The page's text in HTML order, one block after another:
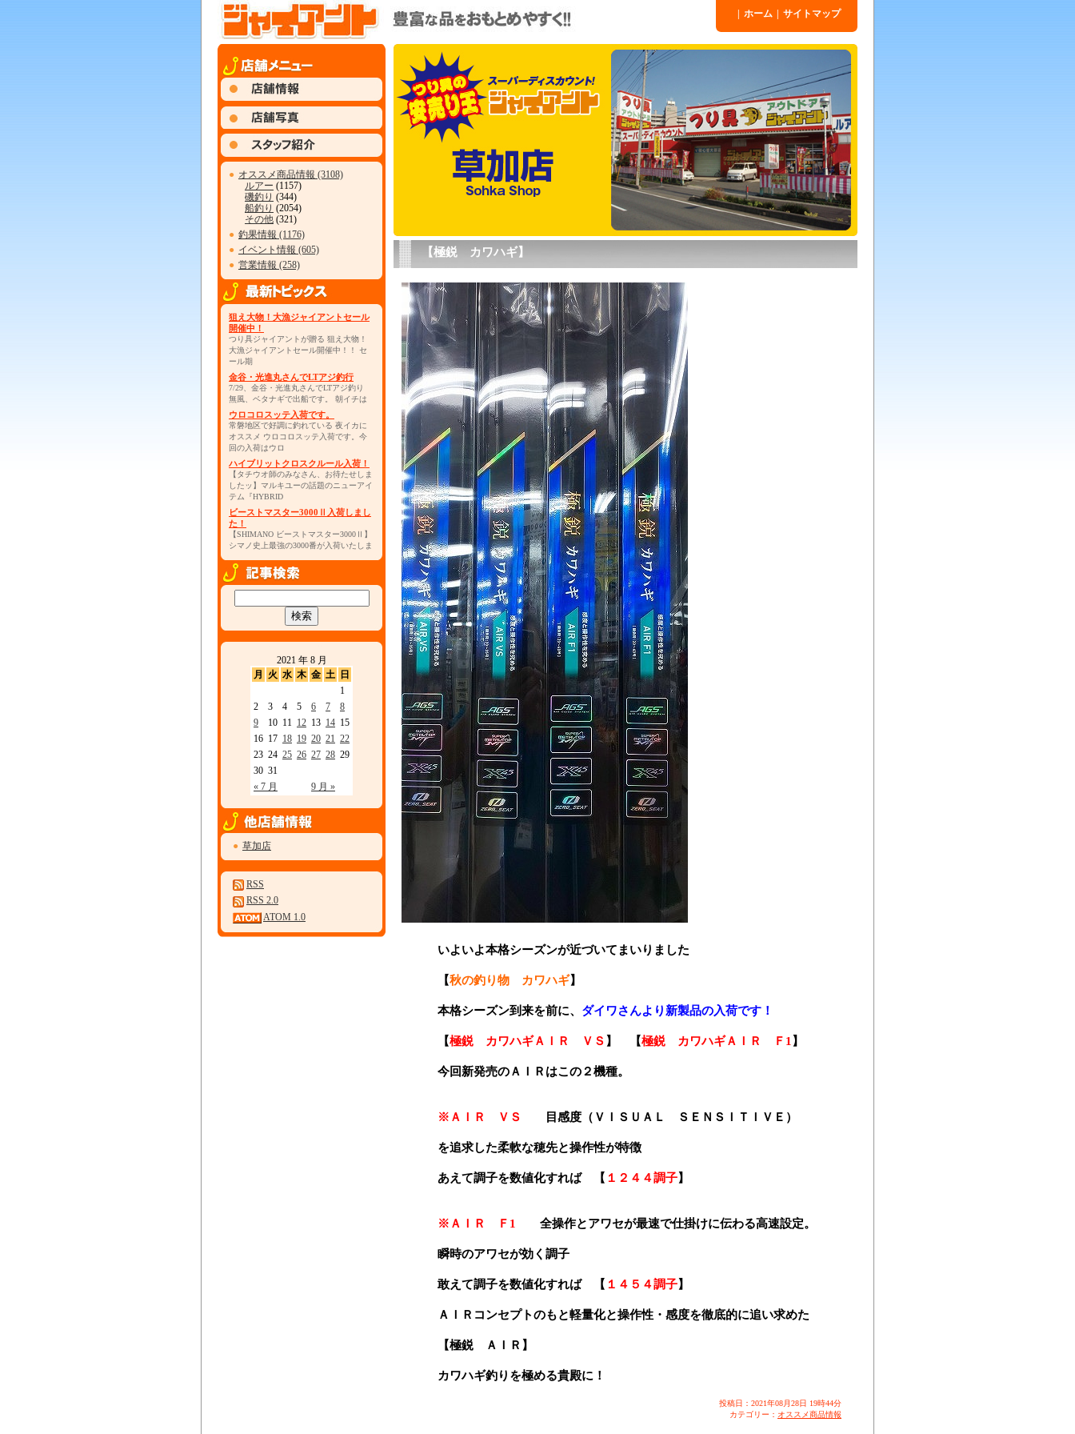
ホーム サイトマップ
● オススメ商品情報 (3108)
ルアー (1157)
磯釣り (344)
船釣り (2054)
その他 (321)
● 釣果情報 (1176)
● イベント情報 (605)
● 営業情報 (258)
狙え大物！大漁ジャイアントセール
開催中！
つり具ジャイアントが贈る 狙え大物！
大漁ジャイアントセール開催中！！ セ
ール期
金谷・光進丸さんでLTアジ釣行
7/29、金谷・光進丸さんでLTアジ釣り
無風、ベタナギで出船です。 朝イチは
ウロコロスッテ入荷です。
常磐地区で好調に釣れている 夜イカに
オススメ ウロコロスッテ入荷です。今
回の入荷はウロ
ハイブリットクロスクルール入荷！
【タチウオ師のみなさん、お待たせしま
したッ】マルキユーの話題のニューアイ
テム『HYBRID
ビーストマスター3000Ⅱ入荷しまし
た！
【SHIMANO ビーストマスター3000Ⅱ】
シマノ史上最強の3000番が入荷いたしま
2021 年 8 月
月
火 水 木 金 土 日
« 7 月 9 月 »
1
2
3 4 5 6 7
8
9
10 11 12 13 14 15
16 17 18 19 20 21 22
23 24 25 26 27 28 29
30 31
● 草加店
RSS
RSS 2.0
ATOM 1.0
【極鋭 カワハギ】
いよいよ本格シーズンが近づいてまいりました
【秋の釣り物 カワハギ】
本格シーズン到来を前に、 ダイワさんより新製品の入荷です！
【極鋭 カワハギＡＩＲ ＶＳ 】 【極鋭 カワハギＡＩＲ Ｆ1 】
今回新発売のＡＩＲはこの２機種。
※ＡＩＲ ＶＳ 目感度（ＶＩＳＵＡＬ ＳＥＮＳＩＴＩＶＥ）
を追求した柔軟な穂先と操作性が特徴
あえて調子を数値化すれば 【 １２４４調子】
※ＡＩＲ Ｆ1 全操作とアワセが最速で仕掛けに伝わる高速設定。
瞬時のアワセが効く調子
敢えて調子を数値化すれば 【 １４５４調子】
ＡＩＲコンセプトのもと軽量化と操作性・感度を徹底的に追い求めた
【極鋭 ＡＩＲ】
カワハギ釣りを極める貴殿に！
投稿日：2021年08月28日 19時44分
カテゴリー： オススメ商品情報